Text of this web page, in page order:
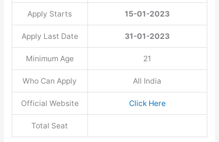
Apply Starts 15-01-2023
Apply Last Date 31-01-2023
Minimum Age 21
Who Can Apply All India
Official Website Click Here
Total Seat